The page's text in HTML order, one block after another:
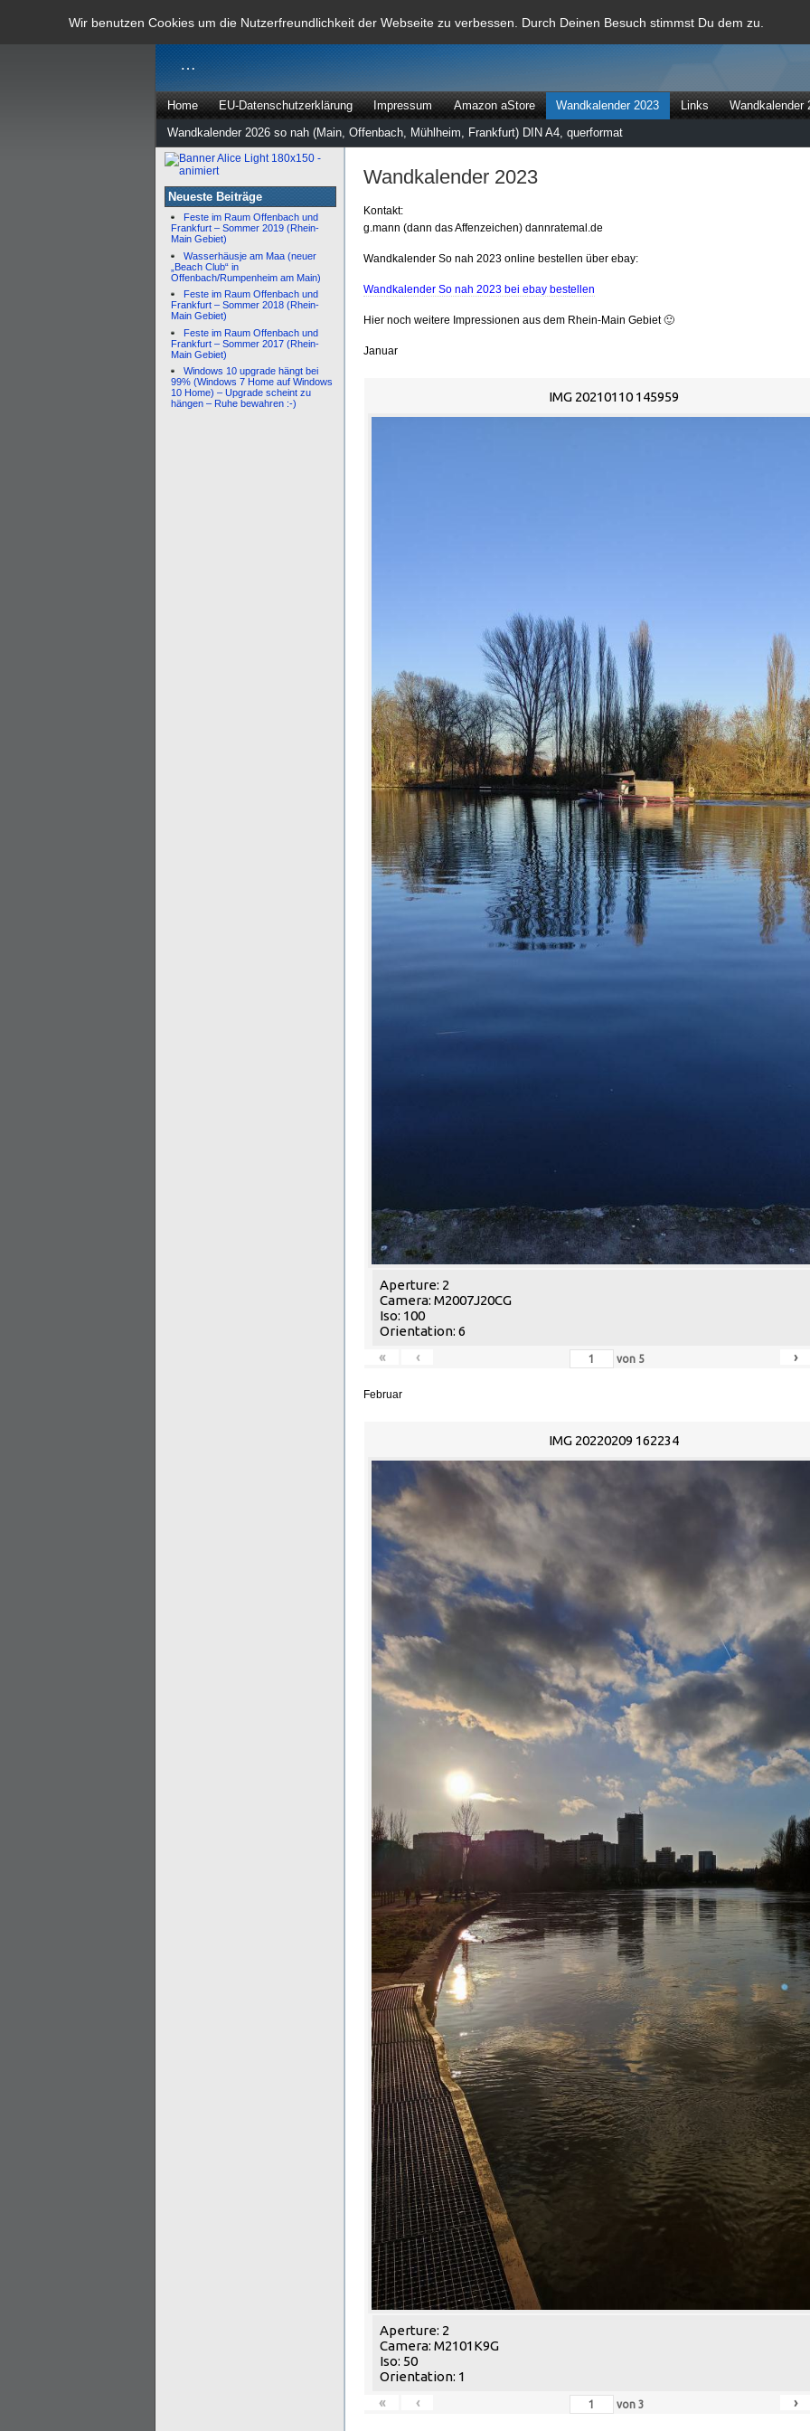
Wir benutzen Cookies um die Nutzerfreundlichkeit der Webseite zu verbessen. Durch Deinen Besuch stimmst Du dem zu.
dann rate mal
…
Home EU-Datenschutzerklärung Impressum Amazon aStore Wandkalender 2023 Links
Wandkalender
Wandkalender 2026 so nah (Main, Offenbach, Mühlheim, Frankfurt) DIN A4, querformat
Neueste Beiträge
Feste im Raum Offenbach und
Frankfurt – Sommer 2019 (Rhein-
Main Gebiet)
Wasserhäusje am Maa (neuer
„Beach Club“ in
Offenbach/Rumpenheim am Main)
Feste im Raum Offenbach und
Frankfurt – Sommer 2018 (Rhein-
Main Gebiet)
Feste im Raum Offenbach und
Frankfurt – Sommer 2017 (Rhein-
Main Gebiet)
Windows 10 upgrade hängt bei
99% (Windows 7 Home auf Windows
10 Home) – Upgrade scheint zu
hängen – Ruhe bewahren :-)
Wandkalender 2023
Kontakt:
g.mann (dann das Affenzeichen) dannratemal.de
Wandkalender So nah 2023 online bestellen über ebay:
Wandkalender So nah 2023 bei ebay bestellen
Hier noch weitere Impressionen aus dem Rhein-Main Gebiet 🙂
Januar
IMG 20210110 145959
Aperture: 2
Camera: M2007J20CG
Iso: 100
Orientation: 6
«
‹ von 5 ›
Februar
IMG 20220209 162234
Aperture: 2
Camera: M2101K9G
Iso: 50
Orientation: 1
«
‹ von 3 ›